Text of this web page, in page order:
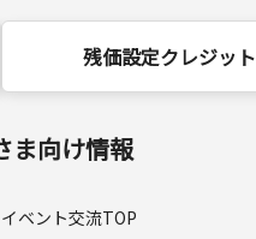
残価設定クレジット
ま向け情報
イベント交流TOP